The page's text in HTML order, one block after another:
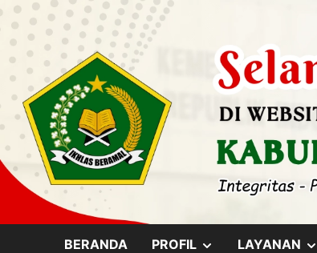
content
Skip
BERANDA PROFIL SHOWLAYANAN